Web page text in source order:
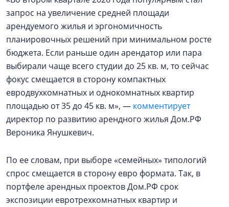
запрос на увеличение средней площади
арендуемого жилья и эргономичность
планировочных решений при минимальном росте
бюджета. Если раньше один арендатор или пара
выбирали чаще всего студии до 25 кв. м, то сейчас
фокус смещается в сторону компактных
евродвухкомнатных и однокомнатных квартир
площадью от 35 до 45 кв. м», — комментирует
директор по развитию арендного жилья Дом.РФ
Вероника Янушкевич.
По ее словам, при выборе «семейных» типологий
спрос смещается в сторону евро формата. Так, в
портфеле арендных проектов Дом.РФ срок
экспозиции евротрехкомнатных квартир и